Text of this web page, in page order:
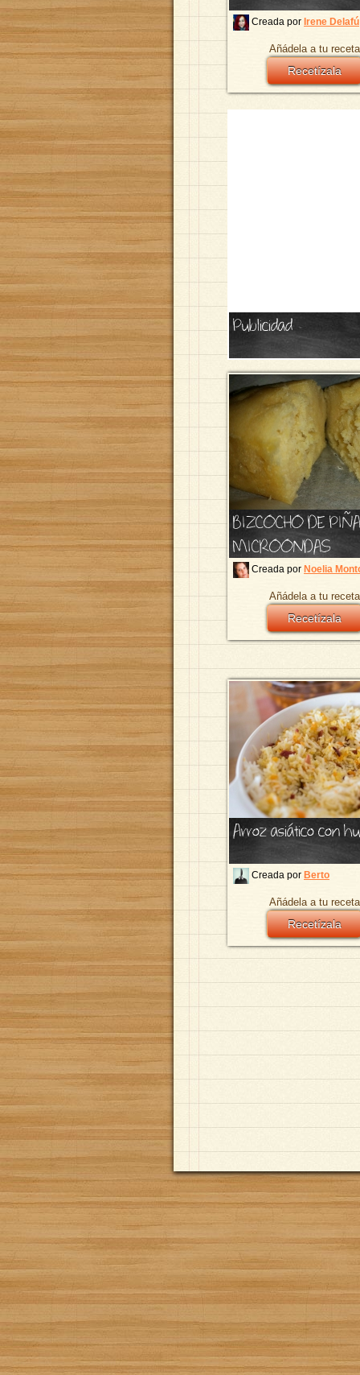
Creada por Irene Delafú
Añádela a tu
Recetízala
Publicidad
BIZCOCHO DE
MICROONDAS
Creada por Noelia
Añádela a tu
Recetízala
Arroz asiático con
Creada por Berto
Añádela a tu
Recetízala